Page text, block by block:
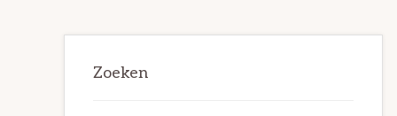
Zoeken